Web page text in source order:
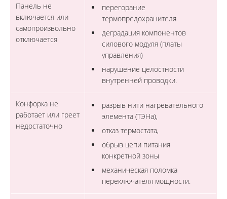
Панель не
включается или
самопроизвольно
отключается
перегорание
термопредохранителя
деградация компонентов
силового модуля (платы
управления)
нарушение целостности
внутренней проводки.
Конфорка не
работает или греет
недостаточно
разрыв нити нагревательного
элемента (ТЭНа),
отказ термостата,
обрыв цепи питания
конкретной зоны
механическая поломка
переключателя мощности.